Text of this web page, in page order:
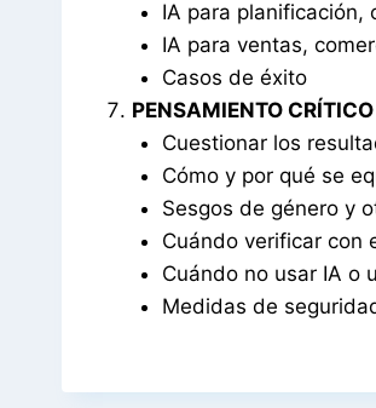
IA para planificación,
IA para ventas,
Casos de éxito
PENSAMIENTO
Cuestionar los
Cómo y por qué se
Sesgos de género y
Cuándo verificar con
Cuándo no usar IA o
Medidas de